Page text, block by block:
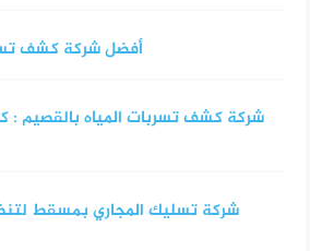
أفضل شركة كشف
شركة كشف تسربات المياه بالقصيم :
شركة تسليك المجاري بمسقط